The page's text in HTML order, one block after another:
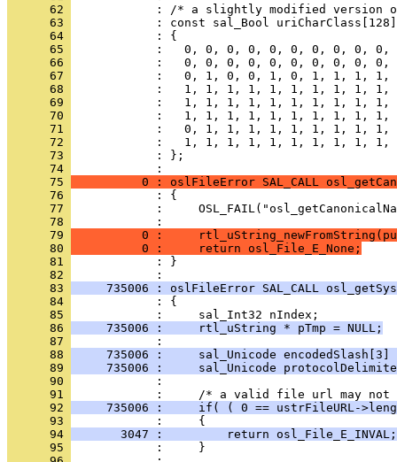
      62
      63
      64
      65
      66
      67
      68
      69
      70
      71
      72
      73
            : };
      74
      75
0 : oslFileError SAL_CALL
      76
      77
      78
      79
0 :
      80
          0 :     return osl_File_E_None;
      81
            : }
      82
      83
735006 : oslFileError SAL_CALL
      84
      85
      86
     735006 :     rtl_uString * pTmp = NULL;
      87
      88
735006 :     sal_Unicode encodedSlash[3]
      89
735006 :     sal_Unicode
      90
      91
      92
735006 :     if( ( 0 == ustrFileURL-
      93
      94
       3047 :         return osl_File_E_INVAL;
      95